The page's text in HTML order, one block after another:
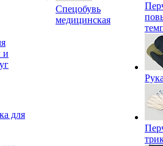
и
для
Спецобувь
медицинская